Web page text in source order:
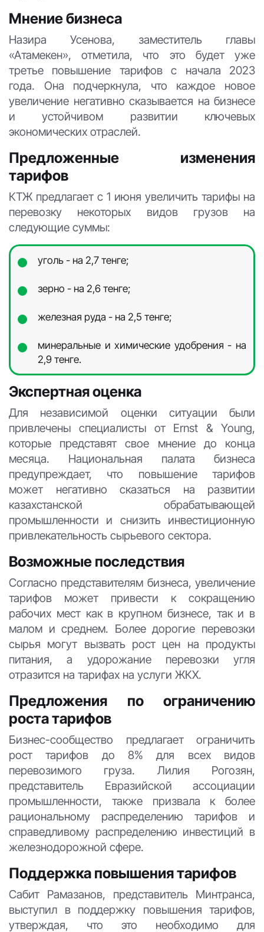
Мнение бизнеса
Назира Усенова, заместитель главы
«Атамекен», отметила, что это будет уже
третье повышение тарифов с начала 2023
года. Она подчеркнула, что каждое новое
увеличение негативно сказывается на бизнесе
и устойчивом развитии ключевых
экономических отраслей.
Предложенные изменения
тарифов
КТЖ предлагает с 1 июня увеличить тарифы на
перевозку некоторых видов грузов на
следующие суммы:
уголь - на 2,7 тенге;
зерно - на 2,6 тенге;
железная руда - на 2,5 тенге;
минеральные и химические удобрения - на
2,9 тенге.
Экспертная оценка
Для независимой оценки ситуации были
привлечены специалисты от Ernst & Young,
которые представят свое мнение до конца
месяца. Национальная палата бизнеса
предупреждает, что повышение тарифов
может негативно сказаться на развитии
казахстанской обрабатывающей
промышленности и снизить инвестиционную
привлекательность сырьевого сектора.
Возможные последствия
Согласно представителям бизнеса, увеличение
тарифов может привести к сокращению
рабочих мест как в крупном бизнесе, так и в
малом и среднем. Более дорогие перевозки
сырья могут вызвать рост цен на продукты
питания, а удорожание перевозки угля
отразится на тарифах на услуги ЖКХ.
Предложения по ограничению
роста тарифов
Бизнес-сообщество предлагает ограничить
рост тарифов до 8% для всех видов
перевозимого груза. Лилия Рогозян,
представитель Евразийской ассоциации
промышленности, также призвала к более
рациональному распределению тарифов и
справедливому распределению инвестиций в
железнодорожной сфере.
Поддержка повышения тарифов
Сабит Рамазанов, представитель Минтранса,
выступил в поддержку повышения тарифов,
утверждая, что это необходимо для